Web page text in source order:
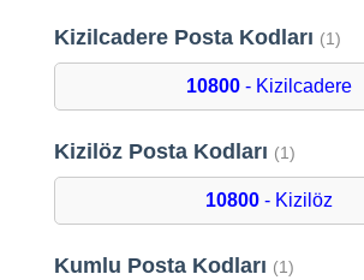
Kizilcadere Posta Kodları (1)
10800- Kizilcadere
Kizilöz Posta Kodları (1)
10800- Kizilöz
Kumlu Posta Kodları (1)